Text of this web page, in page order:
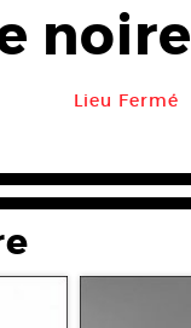
noire
Lieu Fermé